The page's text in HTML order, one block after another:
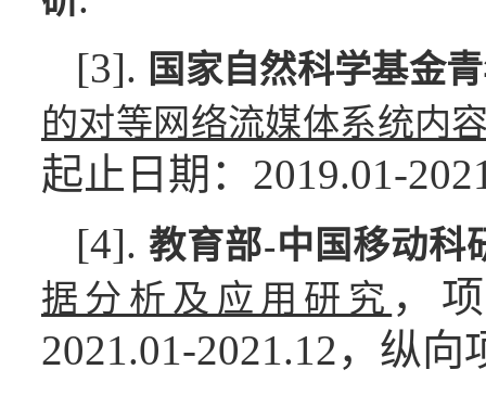
[3]. 国家自然科学基金
的对等网络流媒体系统内
起止日期：2019.01-
[4]. 教育部-中国移动科
据分析及应用研究 ，
2021.01-2021.12，纵向